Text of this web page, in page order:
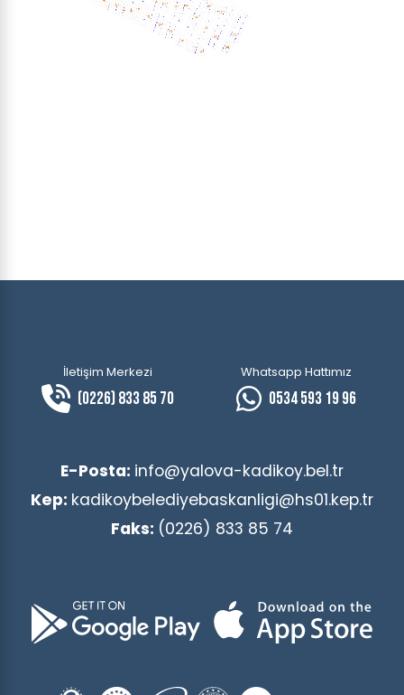
İletişim Merkezi
(0226) 833 85 70
Whatsapp Hattımız
0534 593 19 96
E-Posta: info@yalova-kadikoy.bel.tr
Kep: kadikoybelediyebaskanligi@hs01.kep.tr
Faks: (0226) 833 85 74